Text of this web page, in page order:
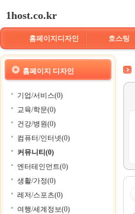
1host.co.kr
홈페이지디자인 호스팅
홈페이지 디자인
기업/서비스(0)
교육/학문(0)
건강/병원(0)
컴퓨터/인터넷(0)
커뮤니티(0)
엔터테인먼트(0)
생활/가정(0)
레저/스포츠(0)
여행/세계정보(0)